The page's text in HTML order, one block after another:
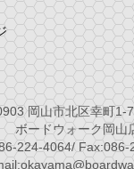
岡山市北区幸町1-
ボードウォーク岡山
224-4064/ Fax:086-